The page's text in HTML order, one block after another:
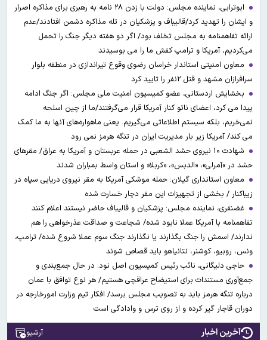
ابوترابی، نماینده مجلس: دولت با زدن ۲۸ نامه به رهبری برای مذاکره اصرار
و ایشان را تهدید کرد/قالیباف و پزشکیان در تله مذاکره دشمن افتادند/عدم
ارائه تفاهمنامه به مجلس تخلف بود/ اگر دو هفته دیگر جنگ را تحمل
می‌کردیم، آمریکا و ترامپ کفش ما را می بوسیدند
معاون امنیتی استاندار خراسان رضوی وقوع تیراندازی در منطقه بلوار
سرافرازان مشهد و قتل ۲نفر را تایید کرد
بخشایش اردستانی، عضو کمیسیون امنیت ملی مجلس: اگر جنگ ادامه
پیدا می کرد، اعضای ناتو کنار آمریکا قرار می‌گرفتند/ما از چین اسلحه
نمی‌خریم، بلکه سیستم اطلاعاتی می‌گیریم. یعنی ماهواره‌های آنها به ما کمک
می کند/ آمریکا زیر بار مدیریت ایران در تنگه هرمز نمی رود
شهادت ۱۰ نیروی حشد الشعبی در حمله عربستان و آمریکا به عراق/ مقرهای
حشد در »آمرلی»، «الدبس»، «کربلا« و استان واسط بمباران شدند
معاون استانداری گیلان: حمله موشکی آمریکا به مقر نیروی دریایی سپاه در
زیباکنار / بخشی از تجهیزات این مقر دچار خسارت شده
غضنفری، نماینده مجلس: پزشکیان و قالیباف حاضر نیستند اعلام کنند
تفاهمنامه با آمریکا عملا نابود شده/ شجاعت و صداقت عذرخواهی را هم
ندارند/ اسمش را جنگ بگذارند یا نگذارند جنگ سوم عملا شروع شده/ ترامپ،
ونس، روبیو، کوشنر، نتانیاهو باید قصاص شوند
حاجی دلیگانی، نائب رئیس کمیسیون اصل نود: در حال جمع‌بندی و
جمع‌آوری مستندات برای استیضاح عراقچی هستیم/ هر نوع توافق با عمان
درباره تنگه هرمز باید به تصویب مجلس برسد/ افکار تیم وزارت امورخارجه در
دوران قاجار گیر کرده و از روی ترس و وادادگی است
آخرین اخبار آرشیو